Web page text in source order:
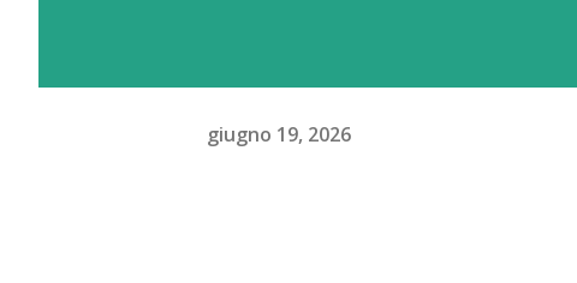
giugno 19, 2026